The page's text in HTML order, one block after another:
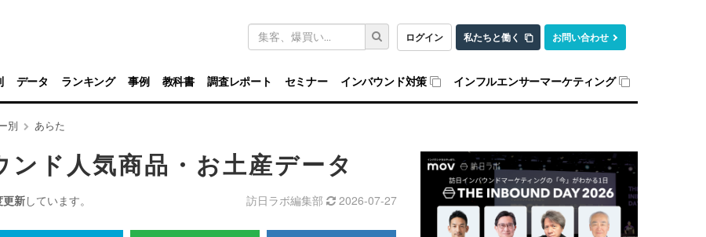
ログイン 私たちと働く お問い合わせ
キ
ワ
ド
検
索
データ ランキング 事例 教科書 調査レポート セミナー インバウンド対策 インフルエンサーマーケティング
別 あらた
ド人気商品・お土産データ
更新しています。 訪日ラボ編集部 2026-07-27